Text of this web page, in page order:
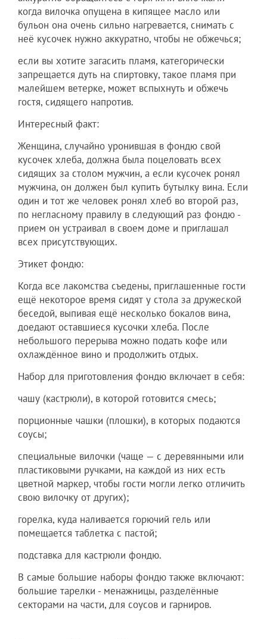
когда вилочка опущена в кипящее масло или
бульон она очень сильно нагревается, снимать с
неё кусочек нужно аккуратно, чтобы не обжечься;
если вы хотите загасить пламя, категорически
запрещается дуть на спиртовку, такое пламя при
малейшем ветерке, может вспыхнуть и обжечь
гостя, сидящего напротив.
Интересный факт:
Женщина, случайно уронившая в фондю свой
кусочек хлеба, должна была поцеловать всех
сидящих за столом мужчин, а если кусочек ронял
мужчина, он должен был купить бутылку вина. Если
один и тот же человек ронял хлеб во второй раз,
по негласному правилу в следующий раз фондю -
прием он устраивал в своем доме и приглашал
всех присутствующих.
Этикет фондю:
Когда все лакомства съедены, приглашенные гости
ещё некоторое время сидят у стола за дружеской
беседой, выпивая ещё несколько бокалов вина,
доедают оставшиеся кусочки хлеба. После
небольшого перерыва можно подать кофе или
охлаждённое вино и продолжить отдых.
Набор для приготовления фондю включает в себя:
чашу (кастрюли), в которой готовится смесь;
порционные чашки (плошки), в которых подаются
соусы;
специальные вилочки (чаще — с деревянными или
пластиковыми ручками, на каждой из них есть
цветной маркер, чтобы гости могли легко отличить
свою вилочку от других);
горелка, куда наливается горючий гель или
помещается таблетка с пастой;
подставка для кастрюли фондю.
В самые большие наборы фондю также включают:
большие тарелки - менажницы, разделённые
секторами на части, для соусов и гарниров.